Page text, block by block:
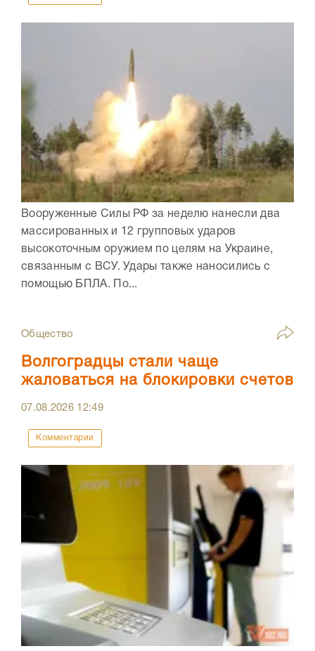
Вооруженные Силы РФ за неделю нанесли два
массированных и 12 групповых ударов
высокоточным оружием по целям на Украине,
связанным с ВСУ. Удары также наносились с
помощью БПЛА. По...
Общество
Волгоградцы стали чаще
жаловаться на блокировки счетов
07.08.2026 12:49
Комментарии